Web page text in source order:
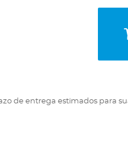
de entrega estimados para